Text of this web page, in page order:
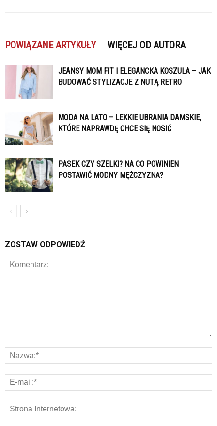
POWIĄZANE ARTYKUŁY WIĘCEJ OD AUTORA
JEANSY MOM FIT I ELEGANCKA KOSZULA – JAK
BUDOWAĆ STYLIZACJE Z NUTĄ RETRO
MODA NA LATO – LEKKIE UBRANIA DAMSKIE,
KTÓRE NAPRAWDĘ CHCE SIĘ NOSIĆ
PASEK CZY SZELKI? NA CO POWINIEN
POSTAWIĆ MODNY MĘŻCZYZNA?
ZOSTAW ODPOWIEDŹ